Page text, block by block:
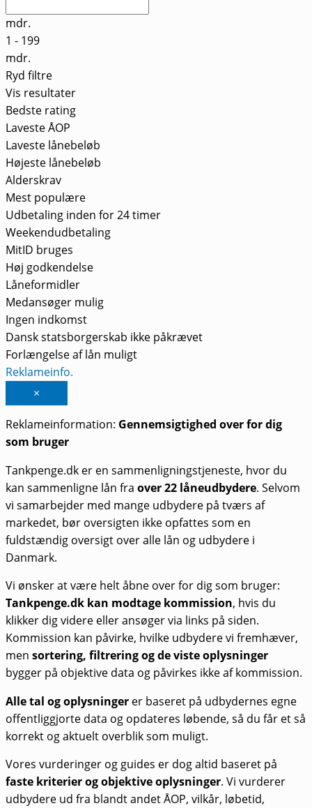
mdr.
1 - 199
mdr.
Ryd filtre
Vis resultater
Bedste rating
Laveste ÅOP
Laveste lånebeløb
Højeste lånebeløb
Alderskrav
Mest populære
Udbetaling inden for 24 timer
Weekendudbetaling
MitID bruges
Høj godkendelse
Låneformidler
Medansøger mulig
Ingen indkomst
Dansk statsborgerskab ikke påkrævet
Forlængelse af lån muligt
Reklameinfo.
×
Reklameinformation: Gennemsigtighed over for dig
som bruger
Tankpenge.dk er en sammenligningstjeneste, hvor du
kan sammenligne lån fra over 22 låneudbydere. Selvom
vi samarbejder med mange udbydere på tværs af
markedet, bør oversigten ikke opfattes som en
fuldstændig oversigt over alle lån og udbydere i
Danmark.
Vi ønsker at være helt åbne over for dig som bruger:
Tankpenge.dk kan modtage kommission, hvis du
klikker dig videre eller ansøger via links på siden.
Kommission kan påvirke, hvilke udbydere vi fremhæver,
men sortering, filtrering og de viste oplysninger
bygger på objektive data og påvirkes ikke af kommission.
Alle tal og oplysninger er baseret på udbydernes egne
offentliggjorte data og opdateres løbende, så du får et så
korrekt og aktuelt overblik som muligt.
Vores vurderinger og guides er dog altid baseret på
faste kriterier og objektive oplysninger. Vi vurderer
udbydere ud fra blandt andet ÅOP, vilkår, løbetid,